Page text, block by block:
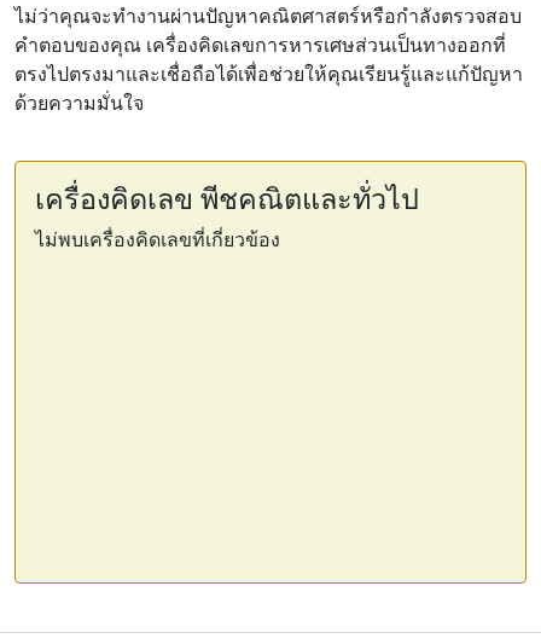
ไม่ว่าคุณจะทำงานผ่านปัญหาคณิตศาสตร์หรือกำลังตรวจสอบ
คำตอบของคุณ เครื่องคิดเลขการหารเศษส่วนเป็นทางออกที่
ตรงไปตรงมาและเชื่อถือได้เพื่อช่วยให้คุณเรียนรู้และแก้ปัญหา
ด้วยความมั่นใจ
เครื่องคิดเลข พีชคณิตและทั่วไป
ไม่พบเครื่องคิดเลขที่เกี่ยวข้อง